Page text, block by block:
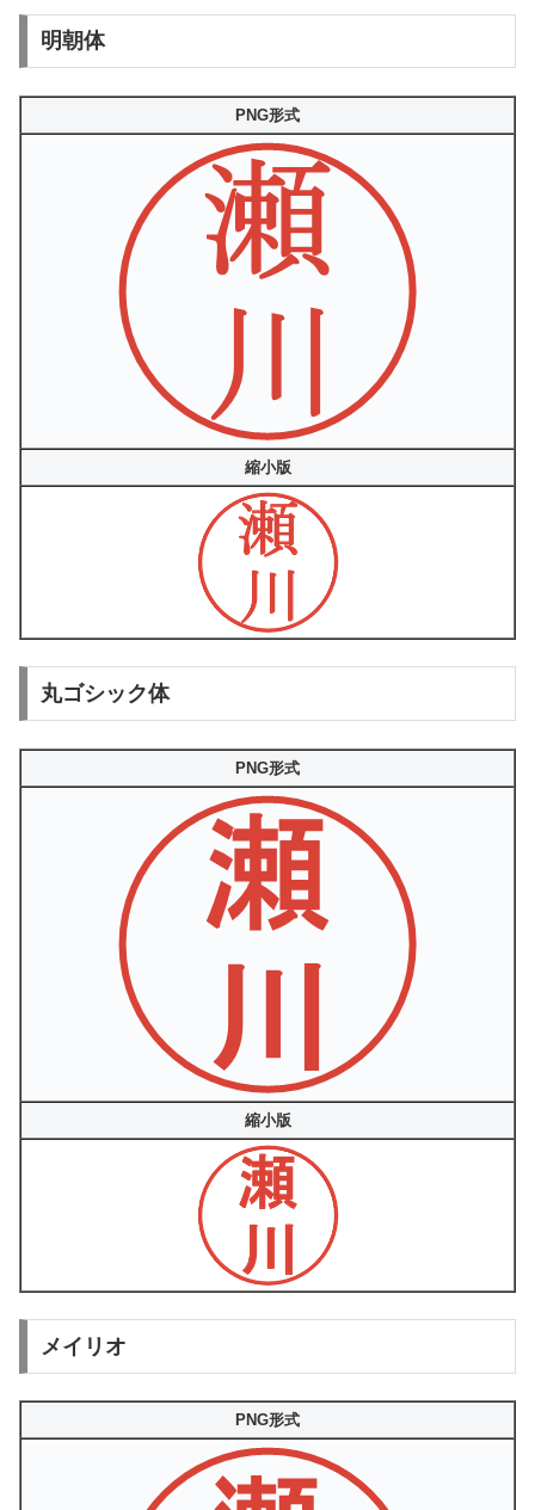
明朝体
PNG形式
縮小版
丸ゴシック体
PNG形式
縮小版
メイリオ
PNG形式